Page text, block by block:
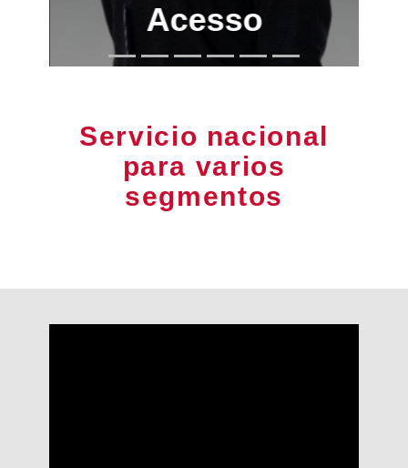
Acesso
Servicio nacional
para varios
segmentos